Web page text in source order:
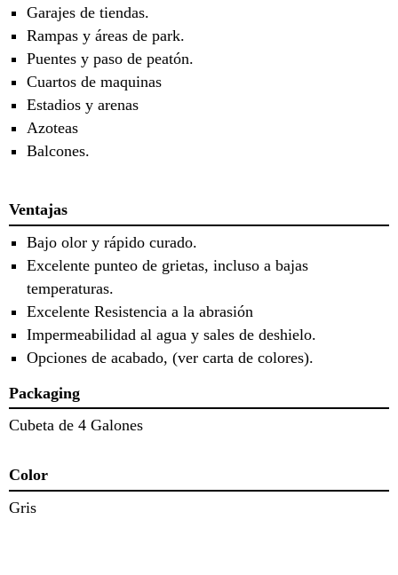
Garajes de tiendas.
Rampas y áreas de park.
Puentes y paso de peatón.
Cuartos de maquinas
Estadios y arenas
Azoteas
Balcones.
Ventajas
Bajo olor y rápido curado.
Excelente punteo de grietas, incluso a bajas
temperaturas.
Excelente Resistencia a la abrasión
Impermeabilidad al agua y sales de deshielo.
Opciones de acabado, (ver carta de colores).
Packaging
Cubeta de 4 Galones
Color
Gris